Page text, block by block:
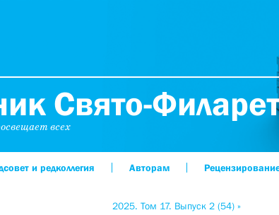
Свято-
всех
и редколлегия Авторам
2025. Том 17. Выпуск 2 (54) »